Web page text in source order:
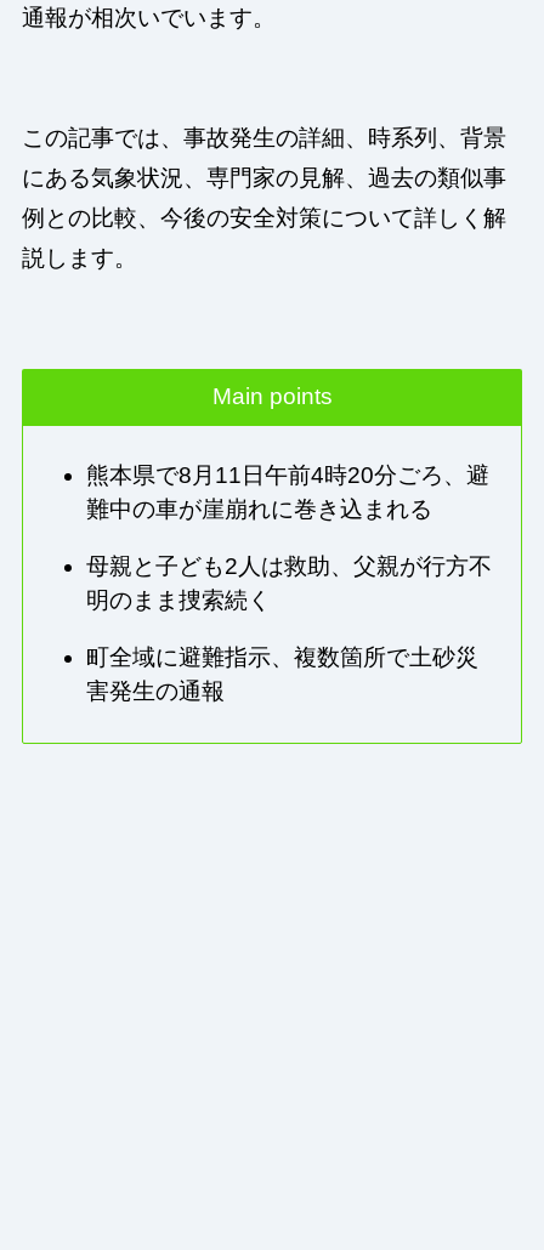
通報が相次いでいます。
この記事では、事故発生の詳細、時系列、背景
にある気象状況、専門家の見解、過去の類似事
例との比較、今後の安全対策について詳しく解
説します。
Main points
熊本県で8月11日午前4時20分ごろ、避
難中の車が崖崩れに巻き込まれる
母親と子ども2人は救助、父親が行方不
明のまま捜索続く
町全域に避難指示、複数箇所で土砂災
害発生の通報